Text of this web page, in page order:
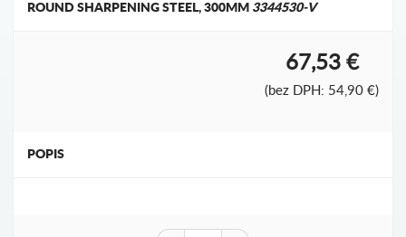
ROUND SHARPENING STEEL, 300MM 3344530-V
67,53 €
(bez DPH: 54,90 €)
POPIS